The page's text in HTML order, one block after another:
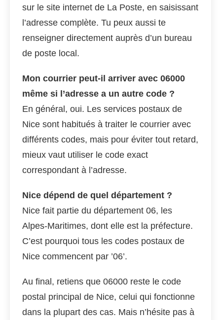
sur le site internet de La Poste, en saisissant
l’adresse complète. Tu peux aussi te
renseigner directement auprès d’un bureau
de poste local.
Mon courrier peut-il arriver avec 06000
même si l’adresse a un autre code ?
En général, oui. Les services postaux de
Nice sont habitués à traiter le courrier avec
différents codes, mais pour éviter tout retard,
mieux vaut utiliser le code exact
correspondant à l’adresse.
Nice dépend de quel département ?
Nice fait partie du département 06, les
Alpes-Maritimes, dont elle est la préfecture.
C’est pourquoi tous les codes postaux de
Nice commencent par ’06’.
Au final, retiens que 06000 reste le code
postal principal de Nice, celui qui fonctionne
dans la plupart des cas. Mais n’hésite pas à